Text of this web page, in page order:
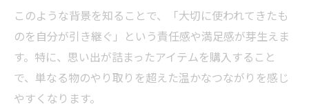
このような背景を知ることで、「大切に使われてきたも
のを自分が引き継ぐ」という責任感や満足感が芽生えま
す。特に、思い出が詰まったアイテムを購入すること
で、単なる物のやり取りを超えた温かなつながりを感じ
やすくなります。